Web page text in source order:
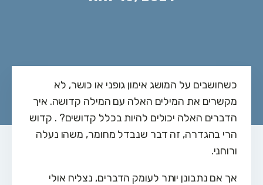
כשחושבים על המושג אימון גופני או כושר, לא
מקשרים את המילים האלה עם המילה קדושה. איך
הדברים האלה יכולים להיות בכלל קדושים? . קדוש
הרי בהגדרה, זה דבר שנבדל מחומר, משהו נעלה
ורוחני.
אך אם נתבונן יותר לעומק הדברים, נצליח אולי